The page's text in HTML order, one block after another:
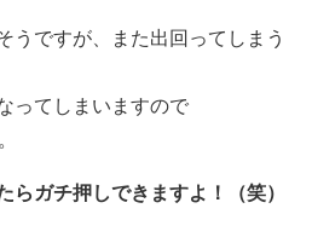
うですが、また出回ってしまう
ってしまいますので
らガチ押しできますよ！（笑）